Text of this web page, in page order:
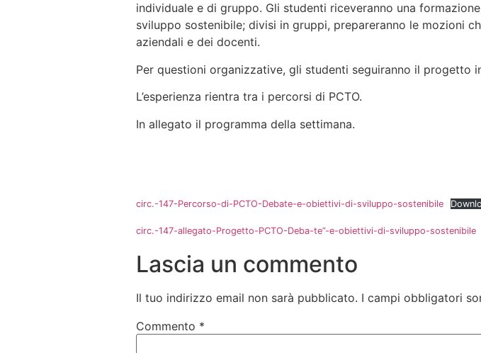
individuale e di gruppo. Gli studenti riceveranno una
sviluppo sostenibile; divisi in gruppi, prepareranno le mozioni
aziendali e dei docenti.
Per questioni organizzative, gli studenti seguiranno il progetto
L’esperienza rientra tra i percorsi di PCTO.
In allegato il programma della settimana.
circ.-147-Percorso-di-PCTO-Debate-e-obiettivi-di-sviluppo-sostenibile
circ.-147-allegato-Progetto-PCTO-Deba-te”-e-obiettivi-di-sviluppo-sostenibile
Lascia un commento
Il tuo indirizzo email non sarà pubblicato. I campi obbligatori
Commento *